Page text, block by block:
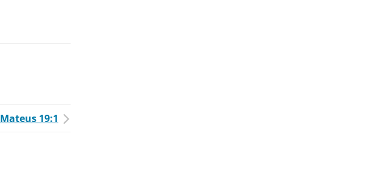
Mateus 19:1